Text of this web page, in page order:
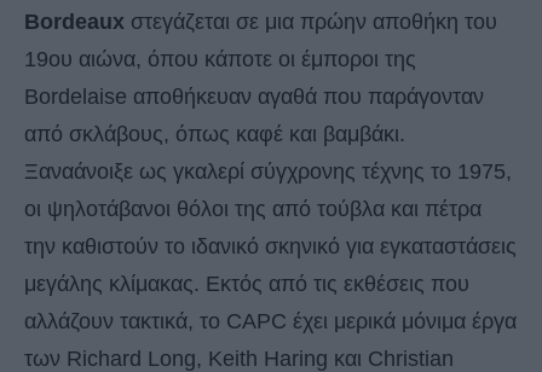
Bordeaux στεγάζεται σε μια πρώην αποθήκη του
19ου αιώνα, όπου κάποτε οι έμποροι της
Bordelaise αποθήκευαν αγαθά που παράγονταν
από σκλάβους, όπως καφέ και βαμβάκι.
Ξαναάνοιξε ως γκαλερί σύγχρονης τέχνης το 1975,
οι ψηλοτάβανοι θόλοι της από τούβλα και πέτρα
την καθιστούν το ιδανικό σκηνικό για εγκαταστάσεις
μεγάλης κλίμακας. Εκτός από τις εκθέσεις που
αλλάζουν τακτικά, το CAPC έχει μερικά μόνιμα έργα
των Richard Long, Keith Haring και Christian